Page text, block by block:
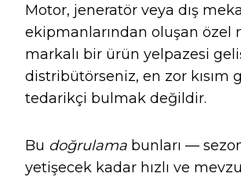
c
e
b
o
k
k
e
dI
n
te
re
st
m
bl
r
d
di
t
Motor, jeneratör veya dış
ekipmanlarından oluşan özel
markalı bir ürün yelpazesi
distribütörseniz, en zor kısım
tedarikçi bulmak değildir.
Bu doğrulama bunları —
yetişecek kadar hızlı ve